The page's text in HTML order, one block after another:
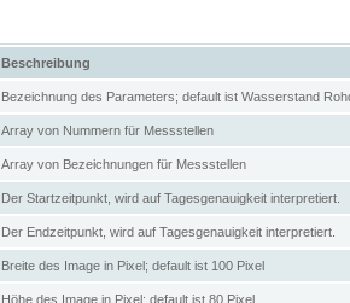
Beschreibung
Bezeichnung des Parameters; default ist Wasserstand
Array von Nummern für Messstellen
Array von Bezeichnungen für Messstellen
Der Startzeitpunkt, wird auf Tagesgenauigkeit interpretiert.
Der Endzeitpunkt, wird auf Tagesgenauigkeit interpretiert.
Breite des Image in Pixel; default ist 100 Pixel
Höhe des Image in Pixel; default ist 80 Pixel